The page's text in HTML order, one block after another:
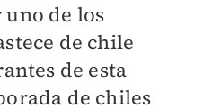
uno de los
de chile
de esta
de chiles